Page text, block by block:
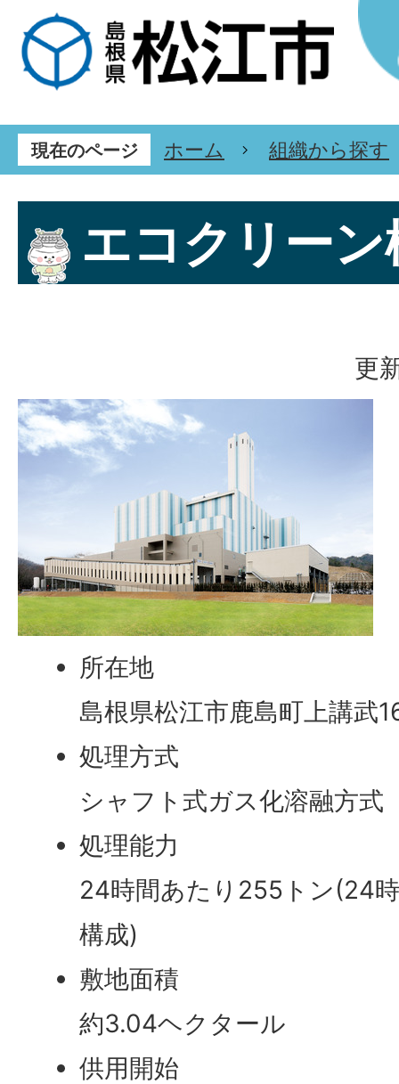
現在のページ ホーム 組織から探す
エコクリーン
更
所在地
島根県松江市鹿島町上講武
処理方式
シャフト式ガス化溶融方式
処理能力
24時間あたり255トン(24
構成)
敷地面積
約3.04ヘクタール
供用開始